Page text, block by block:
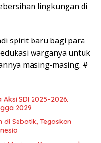
lingkungan di
spirit baru bagi para
warganya untuk
masing-masing. #
SDI 2025–2026,
2029
di Sebatik, Tegaskan